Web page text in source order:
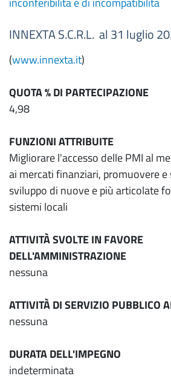
INNEXTA S.C.R.L. al 31 luglio
(www.innexta.it)
QUOTA % DI PARTECIPAZIONE
4,98
FUNZIONI ATTRIBUITE
Migliorare l'accesso delle PMI al
ai mercati finanziari, promuovere e
sviluppo di nuove e più articolate
sistemi locali
ATTIVITÀ SVOLTE IN FAVORE
DELL'AMMINISTRAZIONE
nessuna
ATTIVITÀ DI SERVIZIO PUBBLICO
nessuna
DURATA DELL'IMPEGNO
indeterminata